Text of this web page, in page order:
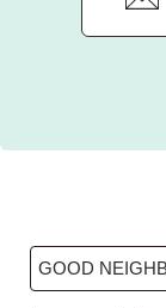
GOOD